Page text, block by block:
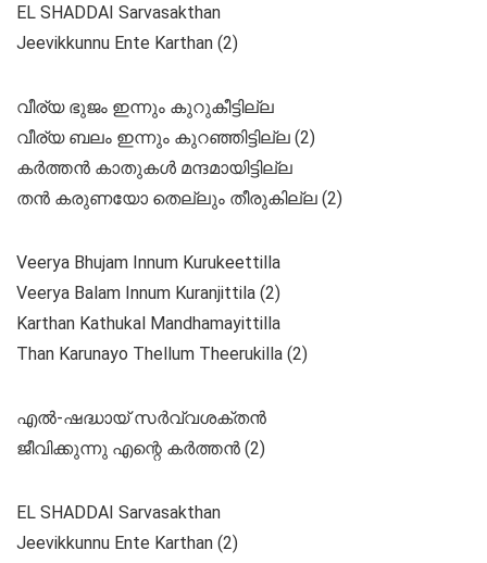
EL SHADDAI Sarvasakthan
Jeevikkunnu Ente Karthan (2)
വീര്യ ഭുജം ഇന്നും കുറുകീട്ടില്ല
വീര്യ ബലം ഇന്നും കുറഞ്ഞിട്ടില്ല (2)
കർത്തൻ കാതുകൾ മന്ദമായിട്ടില്ല
തൻ കരുണയോ തെല്ലും തീരുകില്ല (2)
Veerya Bhujam Innum Kurukeettilla
Veerya Balam Innum Kuranjittila (2)
Karthan Kathukal Mandhamayittilla
Than Karunayo Thellum Theerukilla (2)
എൽ-ഷദ്ധായ്‌ സർവ്വശക്തൻ
ജീവിക്കുന്നു എന്റെ കർത്തൻ (2)
EL SHADDAI Sarvasakthan
Jeevikkunnu Ente Karthan (2)